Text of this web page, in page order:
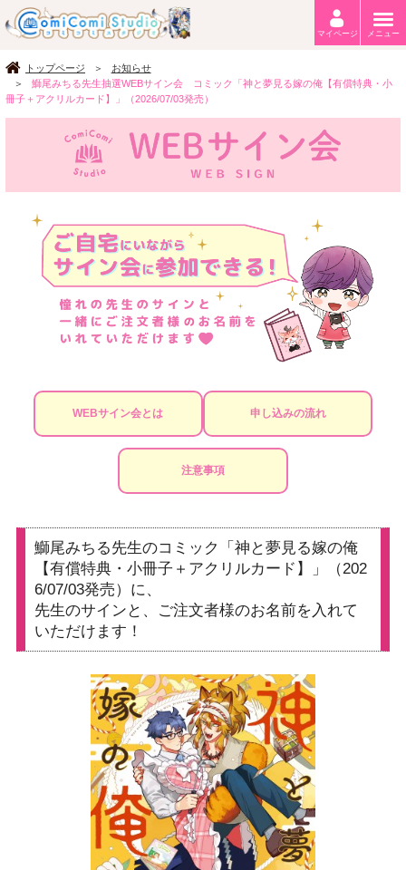
トップページ
お知らせ
鰤尾みちる先生抽選WEBサイン会 コミック「神と夢見る嫁の俺【有償特典・小
冊子＋アクリルカード】」（2026/07/03発売）
WEBサイン会とは 申し込みの流れ
注意事項
鰤尾みちる先生のコミック「神と夢見る嫁の俺
【有償特典・小冊子＋アクリルカード】」（202
6/07/03発売）に、
先生のサインと、ご注文者様のお名前を入れて
いただけます！
マイページ メニュー